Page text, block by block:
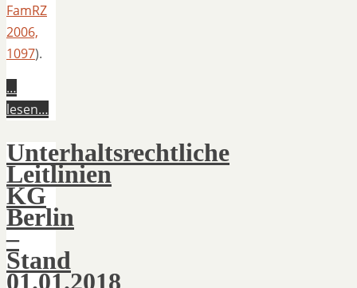
FamRZ
2006,
1097).
…
lesen…
Unterhaltsrechtliche
Leitlinien
KG
Berlin
–
Stand
01.01.2018